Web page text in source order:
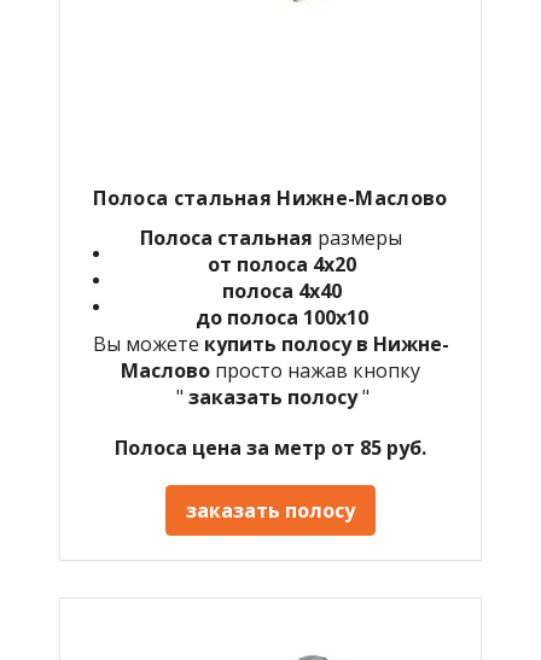
Полоса стальная Нижне-Маслово
Полоса стальная размеры
от полоса 4х20
полоса 4х40
до полоса 100х10
Вы можете купить полосу в Нижне-
Маслово просто нажав кнопку
" заказать полосу"
Полоса цена за метр от 85 руб.
заказать полосу